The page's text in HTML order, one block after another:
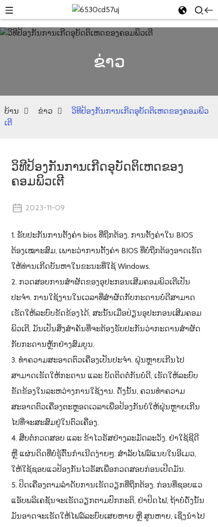
ຂ່າວ
ບ້ານ ຂ່າວ
ວິທີປ້ອງກັນການເກີດອຸບັດຕິເຫດຂອງຄອມພິວ
ເຕີ
ວິທີປ້ອງກັນການເກີດອຸບັດຕິເຫດຂອງ
ຄອມພິວເຕີ
2023-11-09
1. ຮັບປະກັນການຕັ້ງຄ່າ bios ທີ່ຖືກຕ້ອງ. ການຕັ້ງຄ່າໃນ BIOS
ຕ້ອງເໝາະສົມ, ເພາະວ່າການຕັ້ງຄ່າ BIOS ທີ່ບໍ່ຖືກຕ້ອງອາດເຮັດ
ໃຫ້ທ່ານເກີດບັນຫາໃນຂະນະທີ່ໃຊ້ Windows.
2. ກວດສອບການສຳຜັດຂອງອຸປະກອນເສີມຄອມພິວເຕີເປັນ
ປະຈຳ. ການໃຊ້ງານໃນເວລາທີ່ສຳຜັດກັບກະດານບໍ່ດີສາມາດ
ເຮັດໃຫ້ລະບົບຂັດຂ້ອງໄດ້, ສະນັ້ນເມື່ອປ່ຽນອຸປະກອນເສີມຄອມ
ພິວເຕີ, ມັນເປັນສິ່ງສຳຄັນທີ່ຈະຕ້ອງຮັບປະກັນວ່າກະດານສຳຜັດ
ກັບກະດານຫຼັກຢ່າງສົມບູນ.
3. ທຳຄວາມສະອາດຕົວເຄື່ອງເປັນປະຈຳ. ຝຸ່ນຫຼາຍເກີນໄປ
ສາມາດເຮັດໃຫ້ກະດານ ແລະ ບັດຕິດຕໍ່ກັນບໍ່ດີ, ເຮັດໃຫ້ລະບົບ
ຂັດຂ້ອງໃນລະຫວ່າງການໃຊ້ງານ. ດັ່ງນັ້ນ, ຄວນທຳຄວາມ
ສະອາດຕົວເຄື່ອງຕະຫຼອດເວລາເພື່ອປ້ອງກັນບໍ່ໃຫ້ຝຸ່ນຫຼາຍເກີນ
ໄປທີ່ຈະສະສົມຢູ່ໃນຕົວເຄື່ອງ.
4. ສືບຕໍ່ກວດສອບ ແລະ ຂ້າໄວຣັສຢ່າງລະມັດລະວັງ. ຢ່າໃຊ້ຊີດີ
ຫຼື ແຜ່ນດິດທີ່ບໍ່ຮູ້ຕົ້ນກຳເນີດງ່າຍໆ. ສຳລັບໄຟລ໌ແນບໃນອີເມວ,
ໃຫ້ໃຊ້ຊອບແວປ້ອງກັນໄວຣັສເພື່ອກວດສອບກ່ອນເປີດມັນ.
5. ປິດເຄື່ອງຕາມລຳດັບການເຮັດວຽກທີ່ຖືກຕ້ອງ. ກ່ອນທີ່ຊອບແວ
ແອັບພລິເຄຊັນຈະເຮັດວຽກຕາມປົກກະຕິ, ຢ່າປິດໄຟ, ຖ້າບໍ່ດັ່ງນັ້ນ
ມັນອາດຈະເຮັດໃຫ້ໄຟລ໌ລະບົບເສຍຫາຍ ຫຼື ສູນຫາຍ, ເຊິ່ງນຳໄປ